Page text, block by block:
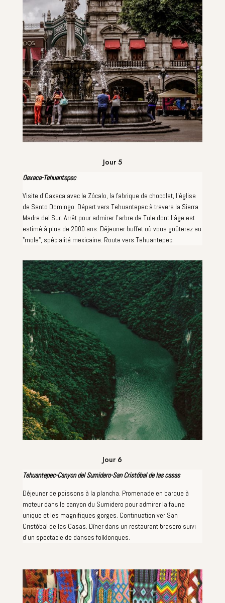
Jour 5
Oaxaca-Tehuantepec
Visite d'Oaxaca avec le Zócalo, la fabrique de chocolat, l'église
de Santo Domingo. Départ vers Tehuantepec à travers la Sierra
Madre del Sur. Arrêt pour admirer l'arbre de Tule dont l'âge est
estimé à plus de 2000 ans. Déjeuner buffet où vous goûterez au
"mole", spécialité mexicaine. Route vers Tehuantepec.
Jour 6
Tehuantepec-Canyon del Sumidero-San Cristóbal de las casas
Déjeuner de poissons à la plancha. Promenade en barque à
moteur dans le canyon du Sumidero pour admirer la faune
unique et les magnifiques gorges. Continuation ver San
Cristóbal de las Casas. Dîner dans un restaurant brasero suivi
d'un spectacle de danses folkloriques.